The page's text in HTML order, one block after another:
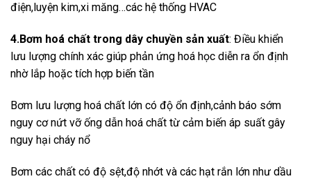
điện,luyện kim,xi măng…các hệ thống HVAC
4.Bơm hoá chất trong dây chuyền sản xuất: Điều khiển
lưu lượng chính xác giúp phản ứng hoá học diễn ra ổn định
nhờ lắp hoặc tích hợp biến tần
Bơm lưu lượng hoá chất lớn có độ ổn định,cảnh báo sớm
nguy cơ nứt vỡ ống dẫn hoá chất từ cảm biến áp suất gây
nguy hại cháy nổ
Bơm các chất có độ sệt,độ nhớt và các hạt rắn lớn như dầu